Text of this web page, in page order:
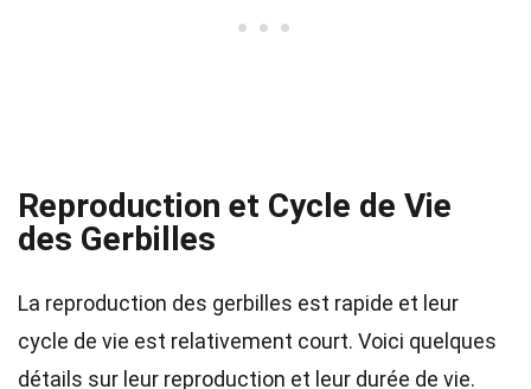
Reproduction et Cycle de Vie
des Gerbilles
La reproduction des gerbilles est rapide et leur
cycle de vie est relativement court. Voici quelques
détails sur leur reproduction et leur durée de vie.